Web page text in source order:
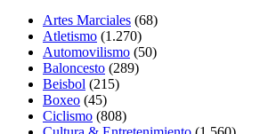
Artes Marciales (68)
Atletismo (1.270)
Automovilismo (50)
Baloncesto (289)
Beisbol (215)
Boxeo (45)
Ciclismo (808)